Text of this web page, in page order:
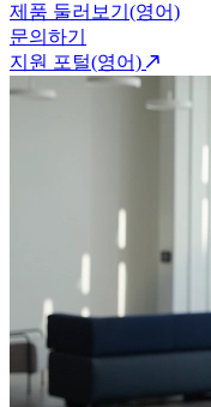
제품 둘러보기(영어)
문의하기
지원 포털(영어)